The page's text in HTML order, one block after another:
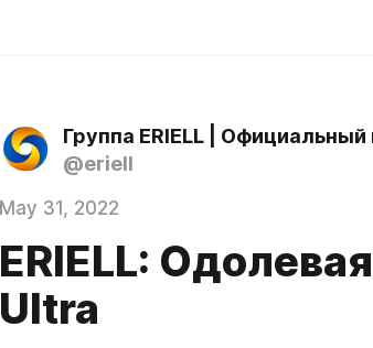
Группа ERIELL | Официальный
@eriell
May 31, 2022
ERIELL:
Ultra